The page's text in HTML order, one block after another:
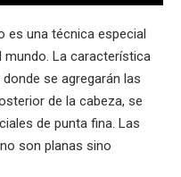
es una técnica especial
mundo. La característica
se agregarán las
de la cabeza, se
de punta fina. Las
son planas sino